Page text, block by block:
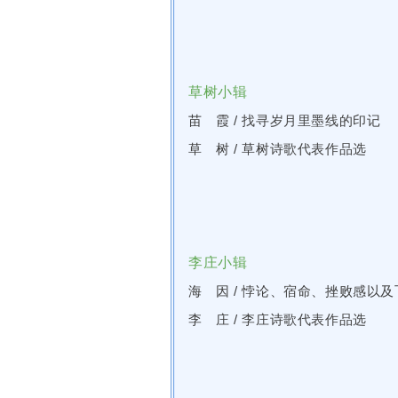
草树小辑
苗 霞 /找寻岁月里墨线的印记
草 树 /草树诗歌代表作品选
李庄小辑
海 因 /悖论、宿命、挫败感以及
李 庄 /李庄诗歌代表作品选